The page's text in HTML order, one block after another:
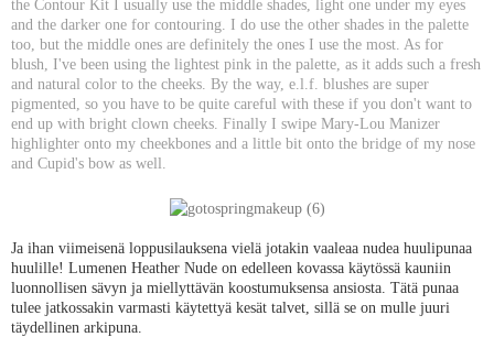
the Contour Kit I usually use the middle shades, light one under my eyes
and the darker one for contouring. I do use the other shades in the palette
too, but the middle ones are definitely the ones I use the most. As for
blush, I've been using the lightest pink in the palette, as it adds such a fresh
and natural color to the cheeks. By the way, e.l.f. blushes are super
pigmented, so you have to be quite careful with these if you don't want to
end up with bright clown cheeks. Finally I swipe Mary-Lou Manizer
highlighter onto my cheekbones and a little bit onto the bridge of my nose
and Cupid's bow as well.
Ja ihan viimeisenä loppusilauksena vielä jotakin vaaleaa nudea huulipunaa
huulille! Lumenen Heather Nude on edelleen kovassa käytössä kauniin
luonnollisen sävyn ja miellyttävän koostumuksensa ansiosta. Tätä punaa
tulee jatkossakin varmasti käytettyä kesät talvet, sillä se on mulle juuri
täydellinen arkipuna.